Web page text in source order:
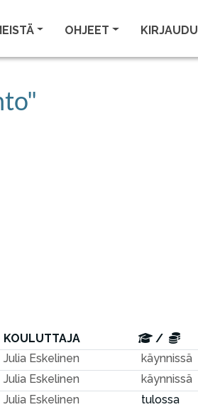
OHJEET KIRJAUDU
KOULUTTAJA
/
Julia Eskelinen
käynnissä
Julia Eskelinen
käynnissä
Julia Eskelinen
tulossa